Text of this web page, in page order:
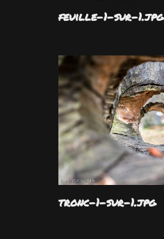
feuille-1-sur-1.jpg
tronc-1-sur-1.jpg